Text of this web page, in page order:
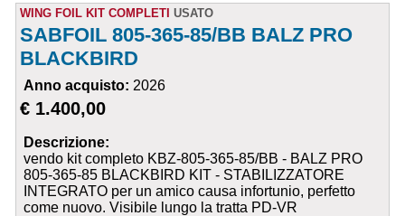
WING FOIL KIT COMPLETI USATO
SABFOIL 805-365-85/BB BALZ PRO
BLACKBIRD
Anno acquisto: 2026
€ 1.400,00
Descrizione:
vendo kit completo KBZ-805-365-85/BB - BALZ PRO
805-365-85 BLACKBIRD KIT - STABILIZZATORE
INTEGRATO per un amico causa infortunio, perfetto
come nuovo. Visibile lungo la tratta PD-VR